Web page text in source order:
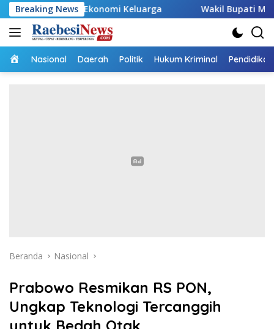
Langsung
ke
konten
Breaking News
Ekonomi Keluarga Wakil Bupati Malaka HMS Tinjau
Home
Nasional Daerah Politik Hukum Kriminal Pendidikan
Beranda Nasional
Prabowo Resmikan RS PON,
Ungkap Teknologi Tercanggih
untuk Bedah Otak